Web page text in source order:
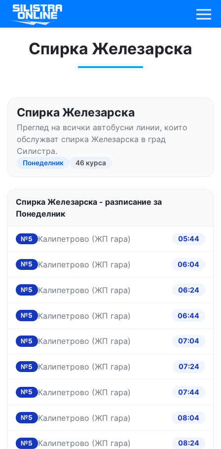
Спирка Железарска
Спирка Железарска
Преглед на всички автобусни линии, които
обслужват спирка Железарска в град
Силистра.
Понеделник 46 курса
Спирка Железарска - разписание за
Понеделник
№5 Калипетрово (ЖП гара) 05:44
№5 Калипетрово (ЖП гара) 06:04
№5 Калипетрово (ЖП гара) 06:24
№5 Калипетрово (ЖП гара) 06:44
№5 Калипетрово (ЖП гара) 07:04
№5 Калипетрово (ЖП гара) 07:24
№5 Калипетрово (ЖП гара) 07:44
№5 Калипетрово (ЖП гара) 08:04
№5 Калипетрово (ЖП гара) 08:24